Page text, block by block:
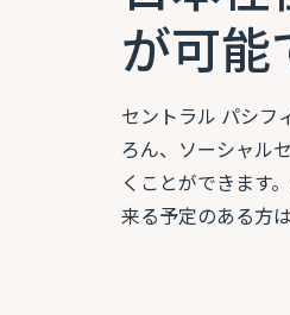
が可能
セントラル パシフ
ろん、ソーシャル
くことができます
来る予定のある方